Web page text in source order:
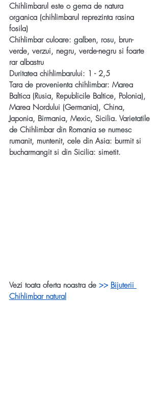
Chihlimbarul este o gema de natura
organica (chihlimbarul reprezinta rasina
fosila)
Chihlimbar culoare: galben, rosu, brun-
verde, verzui, negru, verde-negru si foarte
rar albastru
Duritatea chihlimbarului: 1 - 2,5
Tara de provenienta chihlimbar: Marea
Baltica (Rusia, Republicile Baltice, Polonia),
Marea Nordului (Germania), China,
Japonia, Birmania, Mexic, Sicilia. Varietatile
de Chihlimbar din Romania se numesc
rumanit, muntenit, cele din Asia: burmit si
bucharmangit si din Sicilia: simetit.
Vezi toata oferta noastra de >> Bijuterii
Chihlimbar natural